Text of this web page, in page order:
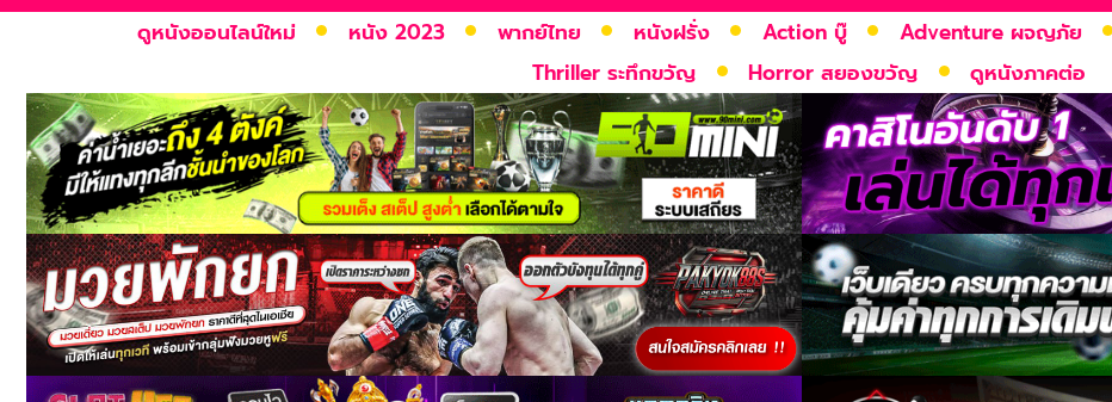
ดูหนังออนไลน์ใหม่ หนัง 2023 พากย์ไทย หนังฝรั่ง Action บู๊ Adventure ผจญภัย
Thriller ระทึกขวัญ
Horror สยองขวัญ ดูหนังภาคต่อ